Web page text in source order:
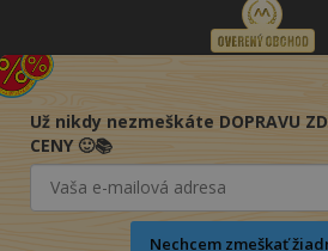
Už nikdy nezmeškáte DOPRAVU
CENY 🙂📚
Nechcem zmeškať